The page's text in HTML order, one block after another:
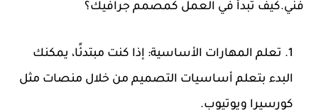
فني.كيف تبدأ في العمل كمصمم جرافيك؟
تعلم المهارات الأساسية: إذا كنت مبتدئًا، يمكنك
البدء بتعلم أساسيات التصميم من خلال منصات مثل
كورسيرا ويوتيوب.